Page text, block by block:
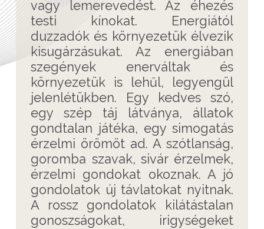
vagy lemerevedést. Az éhezés
testi kínokat. Energiától
duzzadók és környezetük élvezik
kisugárzásukat. Az energiában
szegények enerváltak és
környezetük is lehűl, legyengül
jelenlétükben. Egy kedves szó,
egy szép táj látványa, állatok
gondtalan játéka, egy simogatás
érzelmi örömöt ad. A szótlanság,
goromba szavak, sivár érzelmek,
érzelmi gondokat okoznak. A jó
gondolatok új távlatokat nyitnak.
A rossz gondolatok kilátástalan
gonoszságokat, irigységeket